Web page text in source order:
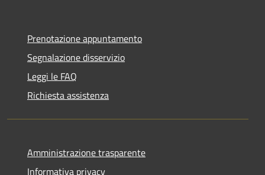
Prenotazione appuntamento
Segnalazione disservizio
Leggi le FAQ
Richiesta assistenza
Amministrazione trasparente
Informativa privacy